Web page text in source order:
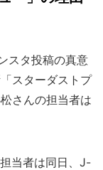
スタ投稿の真意
スターダストプ
さんの担当者は
当者は同日、J-